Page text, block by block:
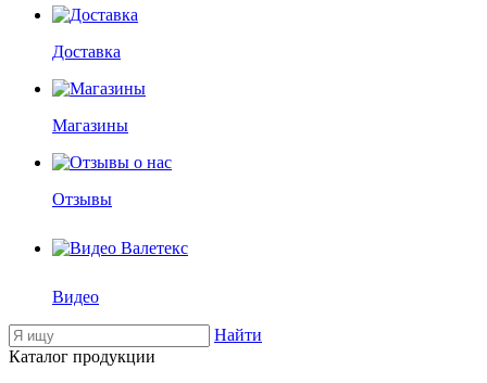
Доставка
Магазины
Отзывы
Видео
Найти
Каталог продукции